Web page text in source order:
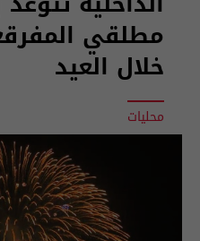
مطلقي
خلال العيد
محليات